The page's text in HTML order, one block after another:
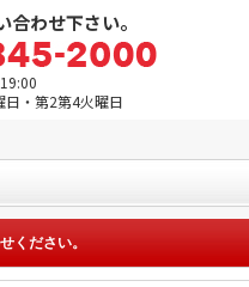
合わせ下さい。
・第2第4火曜日
ください。